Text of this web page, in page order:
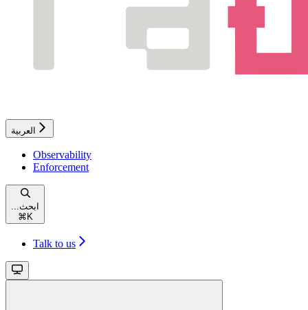
العربية
Observability
Enforcement
...ابحث
⌘ K
Talk to us